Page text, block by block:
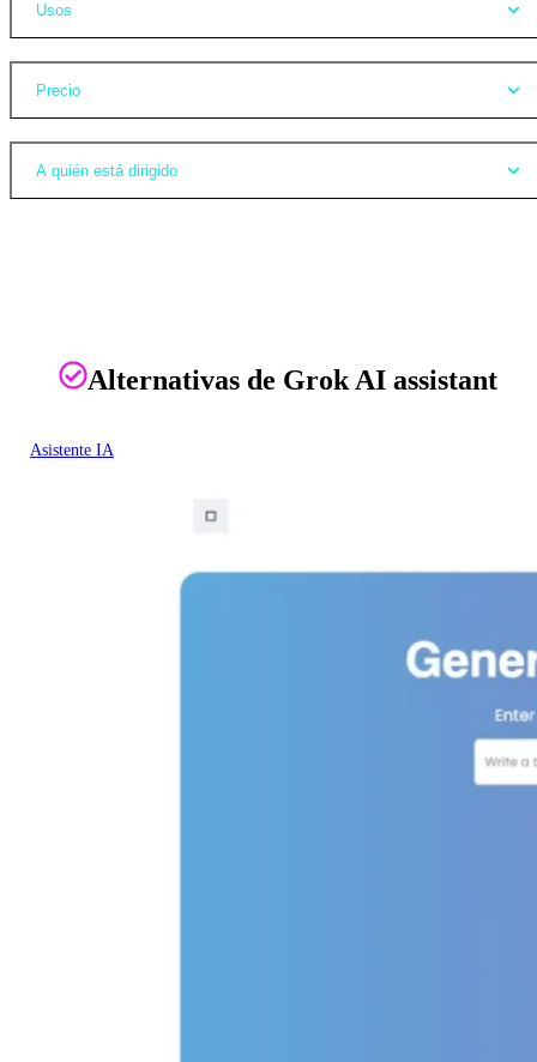
Usos
Precio
A quién está dirigido
Alternativas de Grok AI assistant
Asistente IA